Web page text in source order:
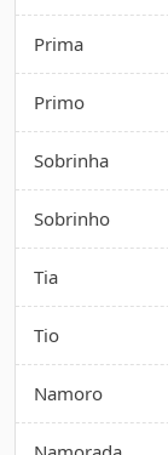
Prima
Primo
Sobrinha
Sobrinho
Tia
Tio
Namoro